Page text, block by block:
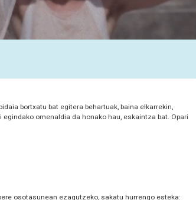
bortxatu bat egitera behartuak, baina elkarrekin,
omenaldia da honako hau, eskaintza bat. Opari
osotasunean ezagutzeko, sakatu hurrengo esteka: